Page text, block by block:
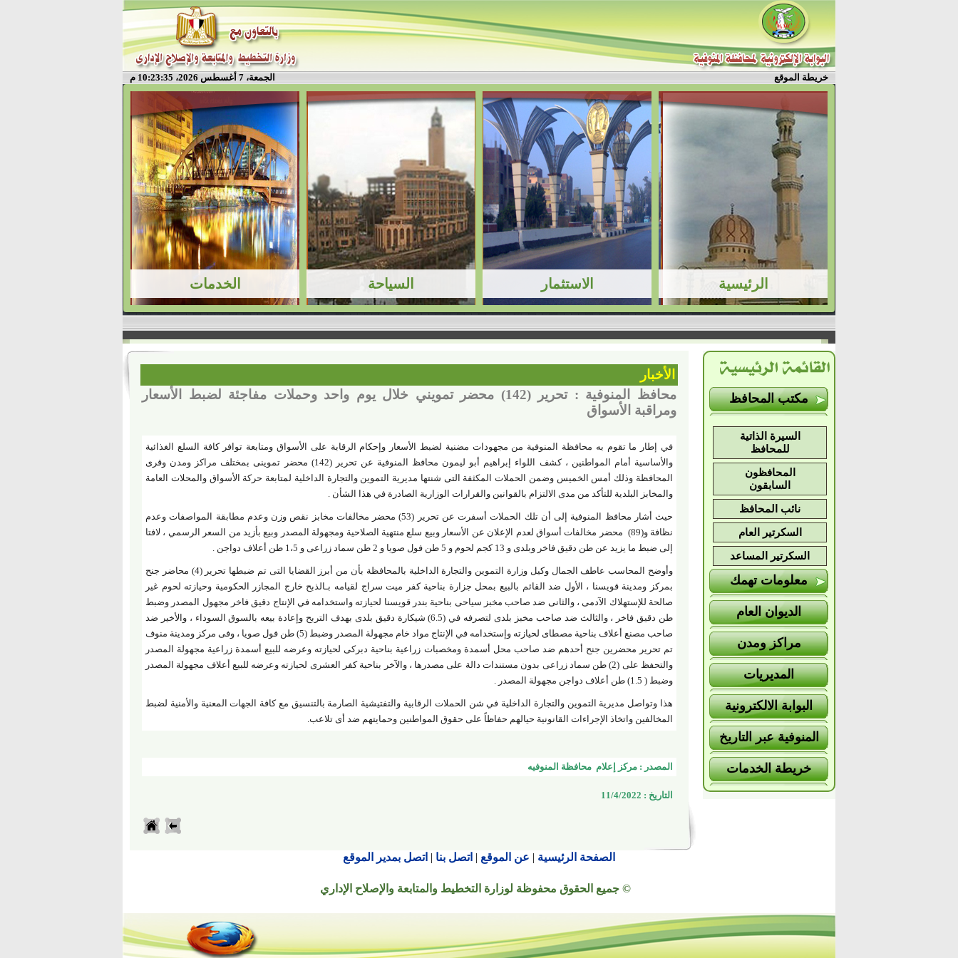
خريطة الموقع الجمعة، 7 أغسطس 2026، 10:23:35 م
مكتب المحافظ
السيرة الذاتية
للمحافظ
المحافظون
السابقون
نائب المحافظ
السكرتير العام
السكرتير المساعد
معلومات تهمك
الديوان العام
مراكز ومدن
المديريات
البوابة الالكترونية
المنوفية عبر التاريخ
خريطة الخدمات
الأخبار
محافظ المنوفية : تحرير (142) محضر تمويني خلال يوم واحد وحملات مفاجئة لضبط الأسعار
ومراقبة الأسواق
في إطار ما تقوم به محافظة المنوفية من مجهودات مضنية لضبط الأسعار وإحكام الرقابة على الأسواق ومتابعة توافر كافة السلع الغذائية
والأساسية أمام المواطنين ، كشف اللواء إبراهيم أبو ليمون محافظ المنوفية عن تحرير (142) محضر تموينى بمختلف مراكز ومدن وقرى
المحافظة وذلك أمس الخميس وضمن الحملات المكثفة التى شنتها مديرية التموين والتجارة الداخلية لمتابعة حركة الأسواق والمحلات العامة
والمخابز البلدية للتأكد من مدى الالتزام بالقوانين والقرارات الوزارية الصادرة في هذا الشأن .
حيث أشار محافظ المنوفية إلى أن تلك الحملات أسفرت عن تحرير (53) محضر مخالفات مخابز نقص وزن وعدم مطابقة المواصفات وعدم
نظافة و(89) محضر مخالفات أسواق لعدم الإعلان عن الأسعار وبيع سلع منتهية الصلاحية ومجهولة المصدر وبيع بأزيد من السعر الرسمي ، لافتا
إلى ضبط ما يزيد عن طن دقيق فاخر وبلدى و 13 كجم لحوم و 5 طن فول صويا و 2 طن سماد زراعى و 1،5 طن أعلاف دواجن .
وأوضح المحاسب عاطف الجمال وكيل وزارة التموين والتجارة الداخلية بالمحافظة بأن من أبرز القضايا التى تم ضبطها تحرير (4) محاضر جنح
بمركز ومدينة قويسنا ، الأول ضد القائم بالبيع بمحل جزارة بناحية كفر ميت سراج لقيامه بـالذبح خارج المجازر الحكومية وحيازته لحوم غير
صالحة للإستهلاك الآدمى ، والثانى ضد صاحب مخبز سياحى بناحية بندر قويسنا لحيازته واستخدامه في الإنتاج دقيق فاخر مجهول المصدر وضبط
طن دقيق فاخر ، والثالث ضد صاحب مخبز بلدى لتصرفه في (6.5) شيكارة دقيق بلدى بهدف التربح وإعادة بيعه بالسوق السوداء ، والأخير ضد
صاحب مصنع أعلاف بناحية مصطاى لحيازته وإستخدامه في الإنتاج مواد خام مجهولة المصدر وضبط (5) طن فول صويا ، وفى مركز ومدينة منوف
تم تحرير محضرين جنح أحدهم ضد صاحب محل أسمدة ومخصبات زراعية بناحية دبركى لحيازته وعرضه للبيع أسمدة زراعية مجهولة المصدر
والتحفظ على (2) طن سماد زراعى بدون مستندات دالة على مصدرها ، والآخر بناحية كفر العشرى لحيازته وعرضه للبيع أعلاف مجهولة المصدر
وضبط ( 1.5) طن أعلاف دواجن مجهولة المصدر .
هذا وتواصل مديرية التموين والتجارة الداخلية في شن الحملات الرقابية والتفتيشية الصارمة بالتنسيق مع كافة الجهات المعنية والأمنية لضبط
المخالفين واتخاذ الإجراءات القانونية حيالهم حفاظاً على حقوق المواطنين وحمايتهم ضد أى تلاعب.
المصدر : مركز إعلام محافظة المنوفيه
التاريخ : 11/4/2022
الصفحة الرئيسية | عن الموقع | اتصل بنا | اتصل بمدير الموقع
© جميع الحقوق محفوظة لوزارة التخطيط والمتابعة والإصلاح الإداري